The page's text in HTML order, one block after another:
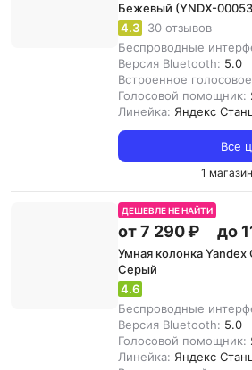
Бежевый (YNDX-
4.3
30 отзывов
Беспроводные
Версия Bluetooth: 5.0
Встроенное
Голосовой помощник:
Линейка: Яндекс
Все
1
ДЕШЕВЛЕ НЕ НАЙТИ
от 7 290 ₽ до
Умная колонка
Серый
4.6
Беспроводные
Версия Bluetooth: 5.0
Голосовой помощник:
Линейка: Яндекс